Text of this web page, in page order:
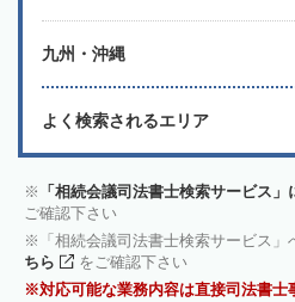
九州・沖縄
よく検索されるエリア
「相続会議司法書士検索サービス
ご確認下さい
「相続会議司法書士検索サービス
ちら
をご確認下さい
対応可能な業務内容は直接司法書